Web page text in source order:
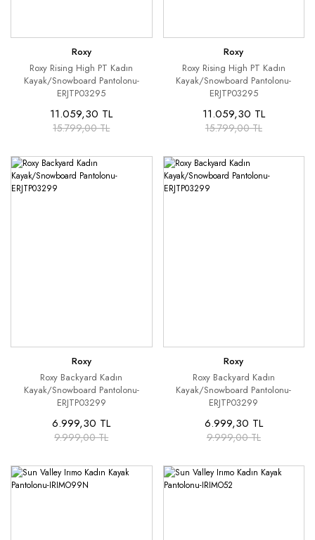
Roxy
Roxy Rising High PT Kadın
Kayak/Snowboard Pantolonu-
ERJTP03295
11.059,30 TL
15.799,00 TL
Roxy
Roxy Rising High PT Kadın
Kayak/Snowboard Pantolonu-
ERJTP03295
11.059,30 TL
15.799,00 TL
Roxy
Roxy Backyard Kadın
Kayak/Snowboard Pantolonu-
ERJTP03299
6.999,30 TL
9.999,00 TL
Roxy
Roxy Backyard Kadın
Kayak/Snowboard Pantolonu-
ERJTP03299
6.999,30 TL
9.999,00 TL